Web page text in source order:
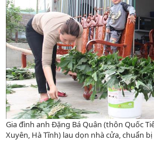
Gia đình anh Đặng Bá Quân (thôn Quốc
Xuyên, Hà Tĩnh) lau dọn nhà cửa, chuẩn